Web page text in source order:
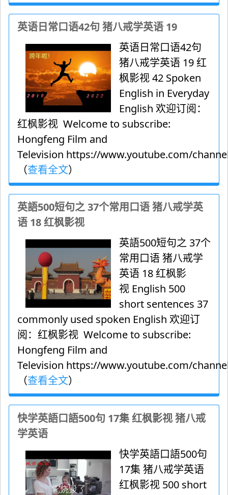
英语日常口语42句 猪八戒学英语 19
英语日常口语42句
猪八戒学英语 19 红
枫影视 42 Spoken
English in Everyday
English 欢迎订阅：
红枫影视 Welcome to subscribe:
Hongfeng Film and
Television https://www.youtube.com/
（查看全文）
英語500短句之 37个常用口语 猪八戒学英
语 18 红枫影视
英語500短句之 37个
常用口语 猪八戒学
英语 18 红枫影
视 English 500
short sentences 37
commonly used spoken English 欢迎订
阅：红枫影视 Welcome to subscribe:
Hongfeng Film and
Television https://www.youtube.com/
（查看全文）
快学英語口語500句 17集 红枫影视 猪八戒
学英语
快学英語口語500句
17集 猪八戒学英语
红枫影视 500 short